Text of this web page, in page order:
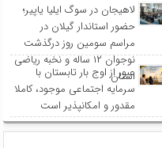
لاهیجان در سوگ ایلیا یاپیر؛
حضور استاندار گیلان در
مراسم سومین روز درگذشت
نوجوان ۱۲ ساله و نخبه ریاضی
استان
عبور از اوج بار تابستان با
سرمایه اجتماعی موجود، کاملا
مقدور و امکانپذیر است